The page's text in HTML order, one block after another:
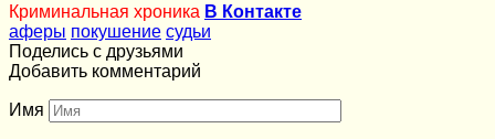
Криминальная хроника В Контакте
аферы покушение судьи
Поделись с друзьями
Добавить комментарий
Имя